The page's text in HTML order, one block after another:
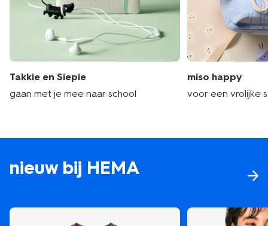
Takkie en Siepie
gaan met je mee naar school
miso happy
voor een vrolijke
nieuw bij HEMA